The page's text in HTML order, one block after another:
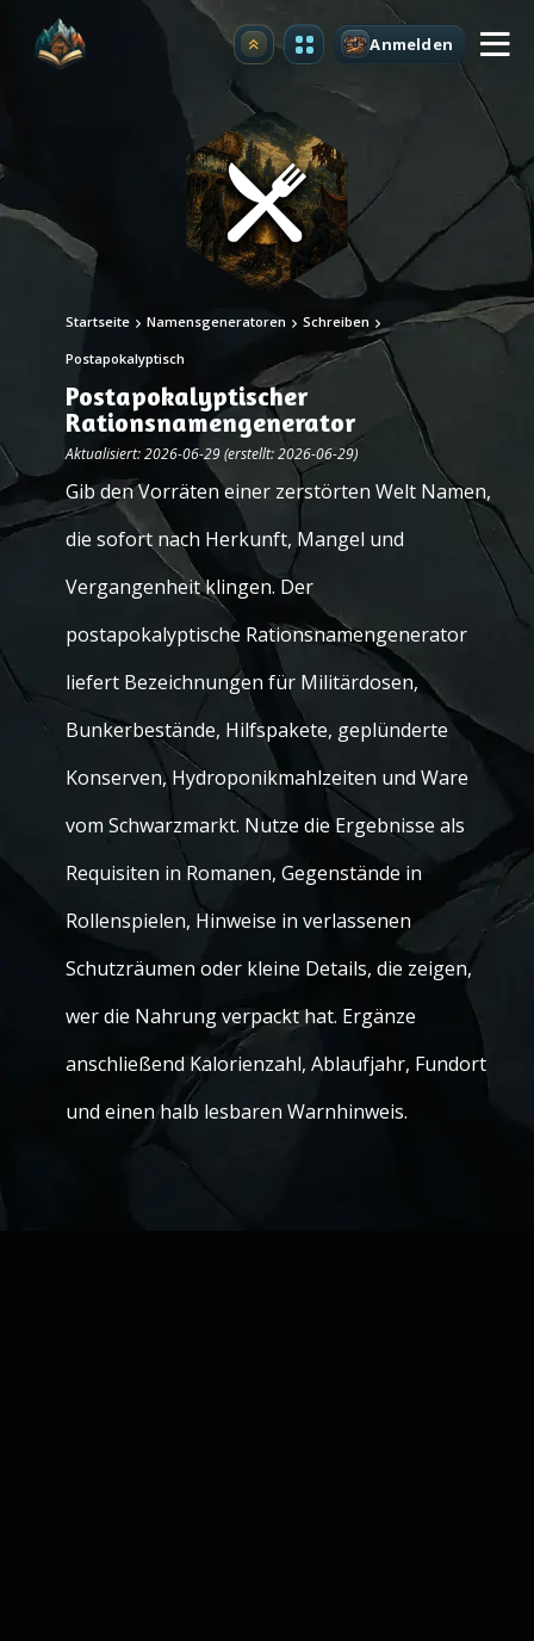
Upgrade Anmelden
Startseite Namensgeneratoren Schreiben
Postapokalyptisch
Postapokalyptischer
Rationsnamengenerator
Aktualisiert: 2026-06-29 (erstellt: 2026-06-29)
Gib den Vorräten einer zerstörten Welt Namen,
die sofort nach Herkunft, Mangel und
Vergangenheit klingen. Der
postapokalyptische Rationsnamengenerator
liefert Bezeichnungen für Militärdosen,
Bunkerbestände, Hilfspakete, geplünderte
Konserven, Hydroponikmahlzeiten und Ware
vom Schwarzmarkt. Nutze die Ergebnisse als
Requisiten in Romanen, Gegenstände in
Rollenspielen, Hinweise in verlassenen
Schutzräumen oder kleine Details, die zeigen,
wer die Nahrung verpackt hat. Ergänze
anschließend Kalorienzahl, Ablaufjahr, Fundort
und einen halb lesbaren Warnhinweis.